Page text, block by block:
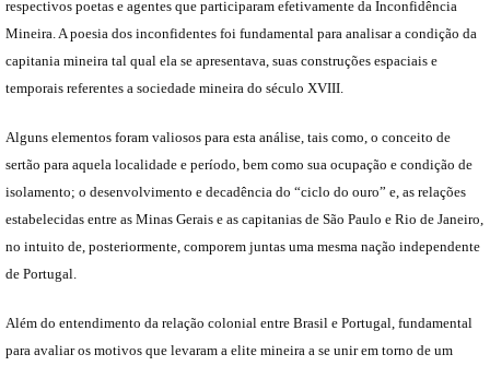
respectivos poetas e agentes que participaram efetivamente da Inconfidência
Mineira. A poesia dos inconfidentes foi fundamental para analisar a condição da
capitania mineira tal qual ela se apresentava, suas construções espaciais e
temporais referentes a sociedade mineira do século XVIII.
Alguns elementos foram valiosos para esta análise, tais como, o conceito de
sertão para aquela localidade e período, bem como sua ocupação e condição de
isolamento; o desenvolvimento e decadência do “ciclo do ouro” e, as relações
estabelecidas entre as Minas Gerais e as capitanias de São Paulo e Rio de Janeiro,
no intuito de, posteriormente, comporem juntas uma mesma nação independente
de Portugal.
Além do entendimento da relação colonial entre Brasil e Portugal, fundamental
para avaliar os motivos que levaram a elite mineira a se unir em torno de um